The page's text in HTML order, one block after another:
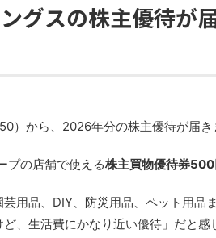
グスの株主優待
）から、2026年分の株主優待が届き
プの店舗で使える株主買物優待券
用品、DIY、防災用品、ペット用品
、生活費にかなり近い優待」だと感